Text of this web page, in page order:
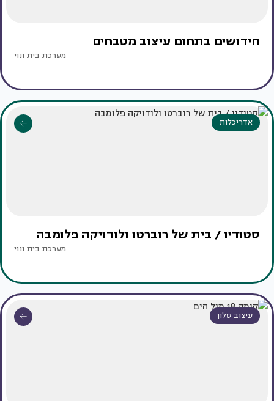
חידושים בתחום עיצוב מטבחים
מערכת בית ונוי
אדריכלות
סטודיו / בית של רוברטו ולודויקה פלומבה
מערכת בית ונוי
עיצוב סלון